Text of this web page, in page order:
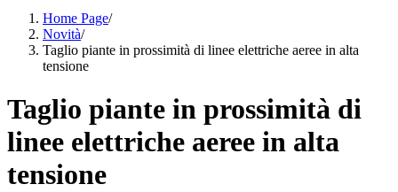
Home Page/
Novità/
Taglio piante in prossimità di linee elettriche aeree in alta
tensione
Taglio piante in prossimità di
linee elettriche aeree in alta
tensione